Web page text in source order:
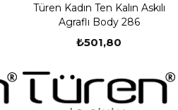
Türen Kadın Ten Kalın Askılı
Agraflı Body 286
₺501,80